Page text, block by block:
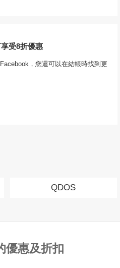
受8折優惠
，您還可以在結帳時找到更
QDOS
優惠及折扣